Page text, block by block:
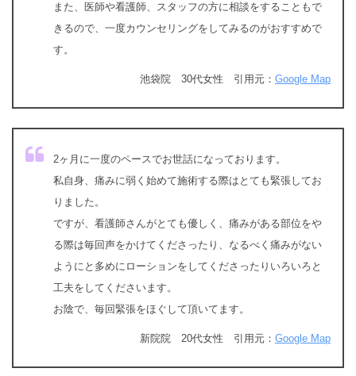
また、医師や看護師、スタッフの方に相談をすることもで
きるので、一度カウンセリングをしてみるのがおすすめで
す。
池袋院 30代女性 引用元： Google Map
2ヶ月に一度のペースでお世話になっております。
私自身、痛みに弱く始めて施術する際はとても緊張してお
りました。
ですが、看護師さんがとても優しく、痛みがある部位をや
る際は毎回声をかけてくださったり、なるべく痛みがない
ようにと多めにローションをしてくださったりいろいろと
工夫をしてくださいます。
お陰で、毎回緊張をほぐして頂いてます。
新院院 20代女性 引用元： Google Map